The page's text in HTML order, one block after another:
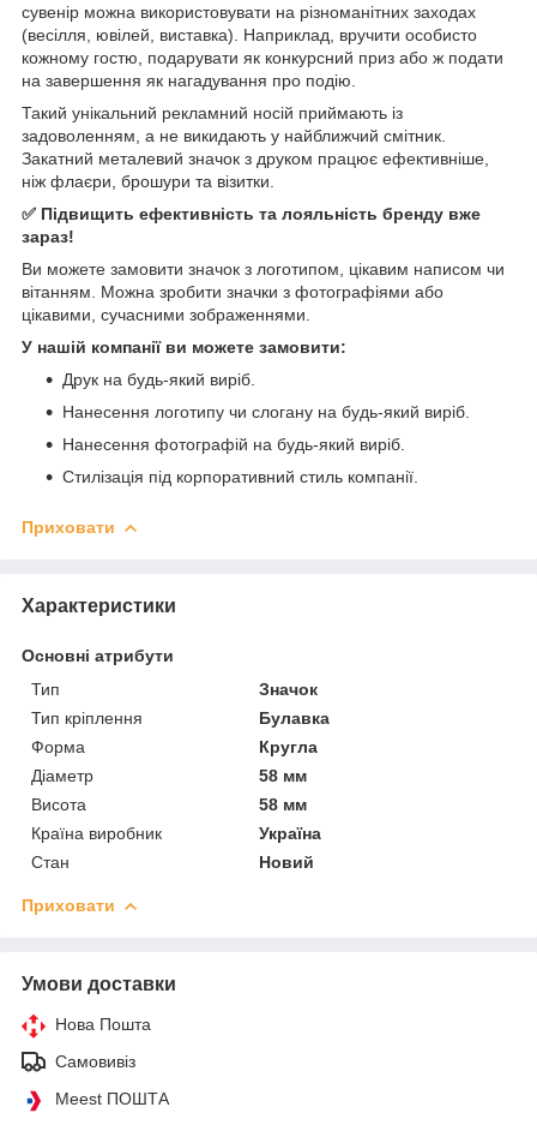
сувенір можна використовувати на різноманітних заходах
(весілля, ювілей, виставка). Наприклад, вручити особисто
кожному гостю, подарувати як конкурсний приз або ж подати
на завершення як нагадування про подію.
Такий унікальний рекламний носій приймають із
задоволенням, а не викидають у найближчий смітник.
Закатний металевий значок з друком працює ефективніше,
ніж флаєри, брошури та візитки.
✅ Підвищить ефективність та лояльність бренду вже
зараз!
Ви можете замовити значок з логотипом, цікавим написом чи
вітанням. Можна зробити значки з фотографіями або
цікавими, сучасними зображеннями.
У нашій компанії ви можете замовити:
Друк на будь-який виріб.
Нанесення логотипу чи слогану на будь-який виріб.
Нанесення фотографій на будь-який виріб.
Стилізація під корпоративний стиль компанії.
Приховати
Характеристики
Основні атрибути
Тип
Значок
Тип кріплення
Булавка
Форма
Кругла
Діаметр
58 мм
Висота
58 мм
Країна виробник
Україна
Стан
Новий
Приховати
Умови доставки
Нова Пошта
Самовивіз
Meest ПОШТА